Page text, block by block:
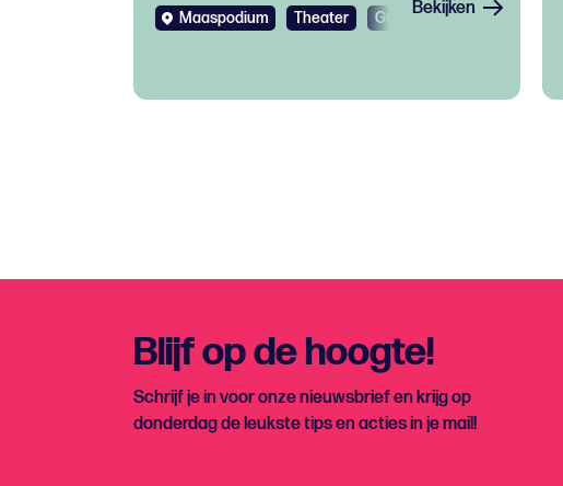
Maaspodium Theater GratisBekijken
Blijf op de hoogte!
Schrijf je in voor onze nieuwsbrief en krijg op
donderdag de leukste tips en acties in je mail!